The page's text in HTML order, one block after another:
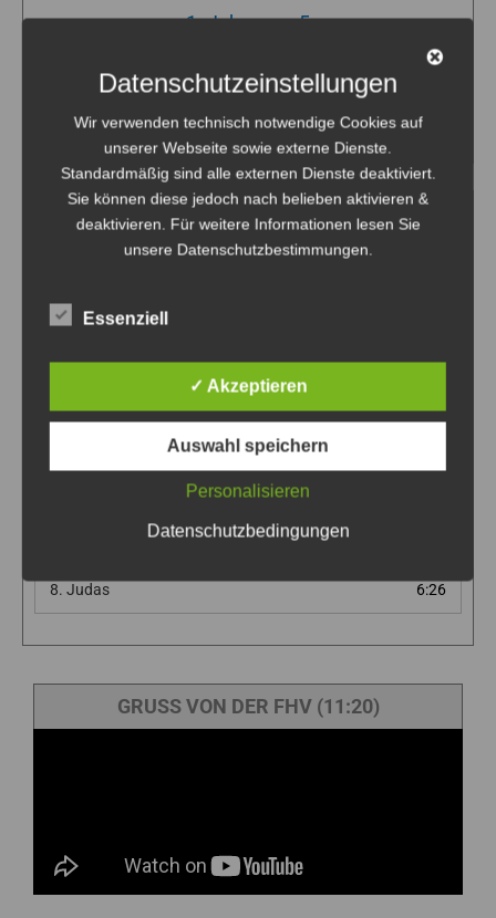
1. Johannes 5
3. Johannes
Judas
ZUM HÖREN*
AUDIOBIBEL
Audio-
1.1. Johannes 1
2:15
3.1. Johannes 3
5:23
2. Johannes
8. Judas 6:26
GRUSS VON DER FHV (11:20)
Datenschutzeinstellungen
Wir verwenden technisch notwendige Cookies auf
unserer Webseite sowie externe Dienste.
Standardmäßig sind alle externen Dienste deaktiviert.
Sie können diese jedoch nach belieben aktivieren &
deaktivieren. Für weitere Informationen lesen Sie
unsere Datenschutzbestimmungen.
Essenziell
✓ Akzeptieren
Auswahl speichern
Personalisieren
Datenschutzbedingungen